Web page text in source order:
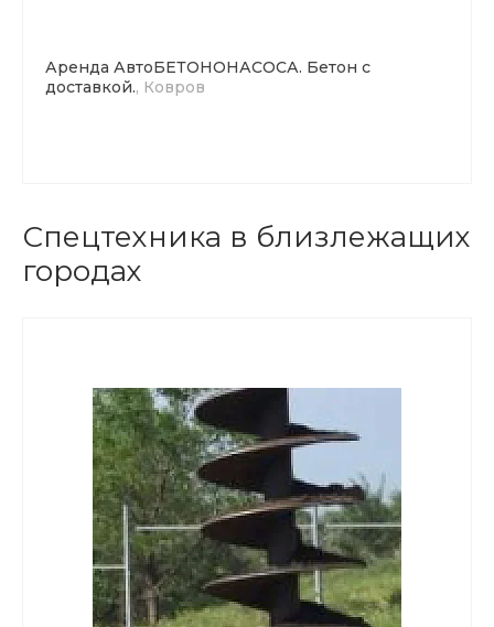
Аренда АвтоБЕТОНОНАСОСА. Бетон с
доставкой., Ковров
Спецтехника в близлежащих
городах